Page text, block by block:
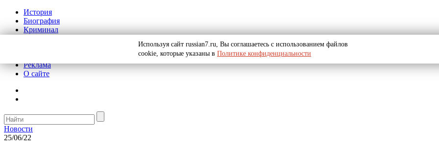
История
Биография
Криминал
Реклама
О сайте
Новости
25/06/22
Используя сайт russian7.ru, Вы соглашаетесь с использованием файлов
cookie, которые указаны в Политике конфиденциальности